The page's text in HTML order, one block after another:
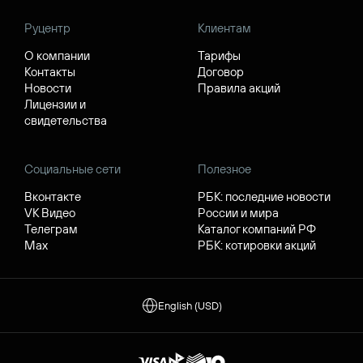
Руцентр
О компании
Контакты
Новости
Лицензии и
свидетельства
Клиентам
Тарифы
Договор
Правила акций
Социальные сети
Вконтакте
VK Видео
Телеграм
Max
Полезное
РБК: последние новости
России и мира
Каталог компаний РФ
РБК: котировки акций
English (USD)